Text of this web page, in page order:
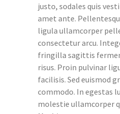
justo, sodales quis
amet ante.
ligula ullamcorper
consectetur arcu.
fringilla sagittis
risus. Proin pulvinar
facilisis. Sed euismod
commodo. In egestas
molestie ullamcorper